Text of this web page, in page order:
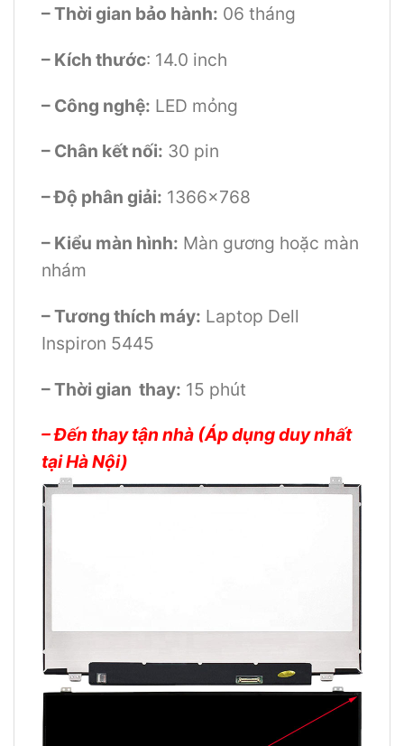
– Thời gian bảo hành: 06 tháng
– Kích thước: 14.0 inch
– Công nghệ: LED mỏng
– Chân kết nối: 30 pin
– Độ phân giải: 1366×768
– Kiểu màn hình: Màn gương hoặc màn
nhám
– Tương thích máy: Laptop Dell
Inspiron 5445
– Thời gian thay: 15 phút
– Đến thay tận nhà (Áp dụng duy nhất
tại Hà Nội)